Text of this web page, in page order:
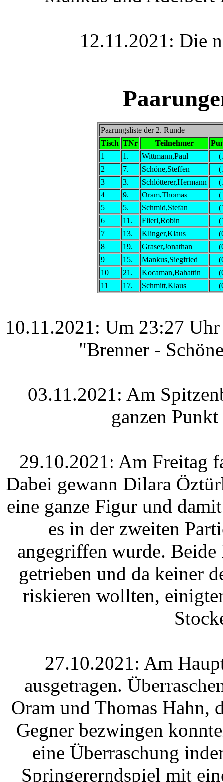
12.11.2021: Die
Paarungsliste der 2. Runde
Tisch TNr Teilnehmer
1
1. Wittmann,Paul
2
7. Schöne,Steffen
3
3. Schlötterer,Hermann
4
9. Oram,Thomas
5
5. Schmid,Stefan
6
11. Flierl,Robin
7
13. Klinger,Klaus
8
19. Graser,Jonathan
9
15. Mankus,Siegfried
10
21. Kocaman,Bahattin
11
17. Schmitt,Klaus
10.11.2021: Um 23:27
"Brenner -
03.11.2021: Am
ganzen
29.10.2021: Am Freitag
Dabei gewann Dilara
eine ganze Figur und
es in der zweiten
angegriffen wurde.
getrieben und da keiner
riskieren wollten,
27.10.2021: Am
ausgetragen.
Oram und Thomas Hahn,
Gegner bezwingen
eine Überraschung
Springererndspiel mit